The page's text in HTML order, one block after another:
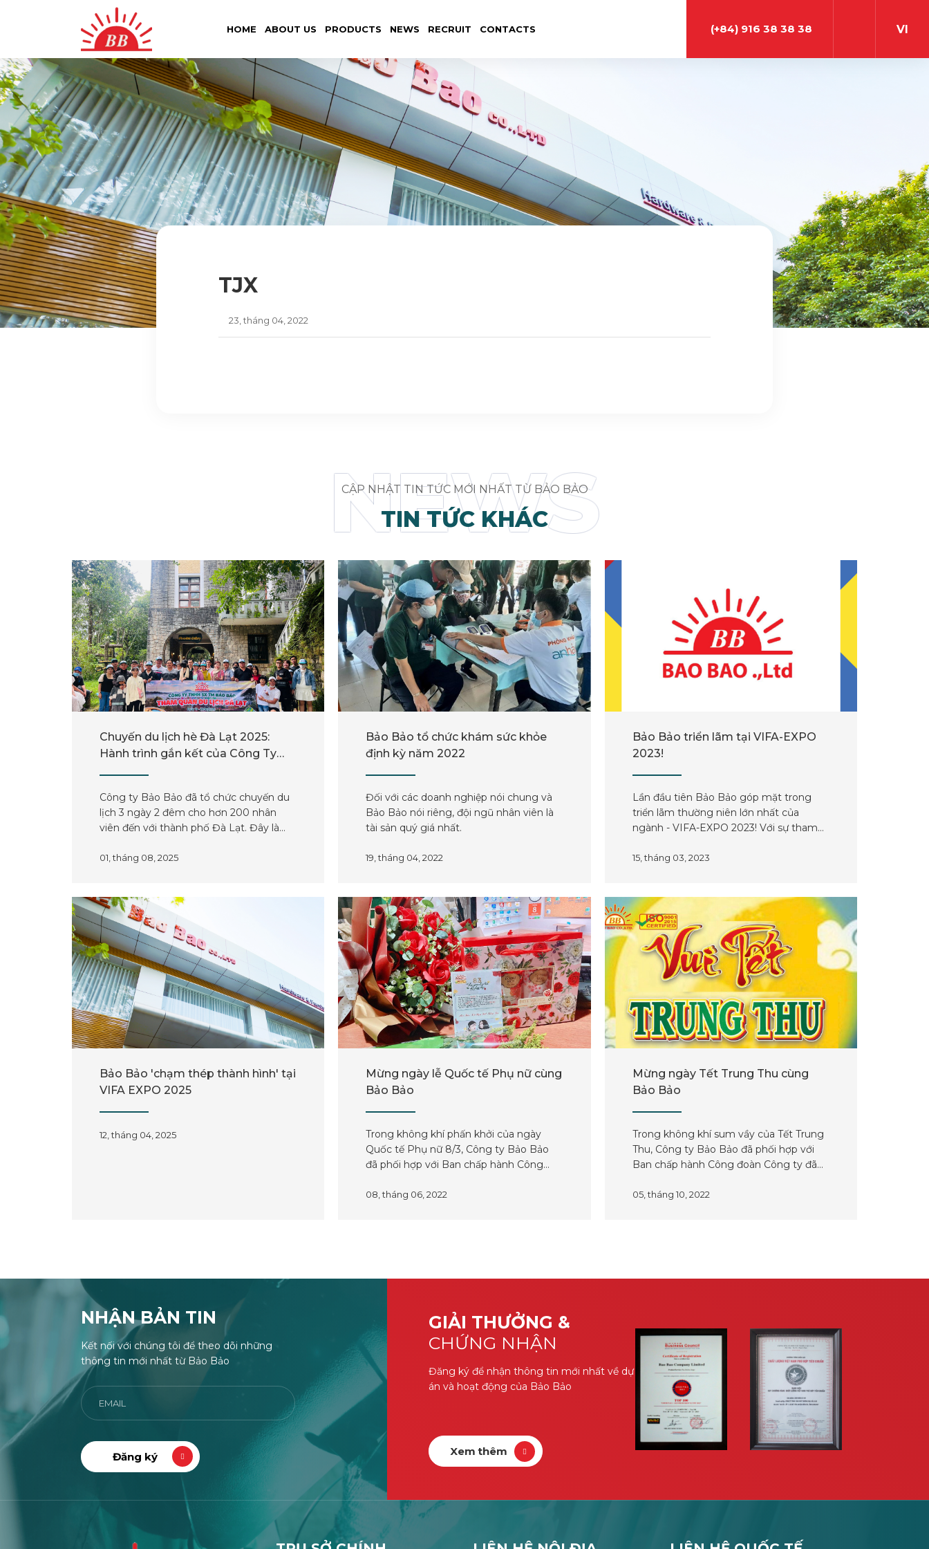
HOME ABOUT US PRODUCTS NEWS RECRUIT CONTACTS (+84) 916 38 38 38 VI
TJX
23, tháng 04, 2022
NEWS
CẬP NHẬT TIN TỨC MỚI NHẤT TỪ BẢO BẢO
TIN TỨC KHÁC
Chuyến du lịch hè Đà Lạt 2025:
Hành trình gắn kết của Công Ty
Công ty Bảo Bảo đã tổ chức chuyến du
lịch 3 ngày 2 đêm cho hơn 200 nhân
viên đến với thành phố Đà Lạt. Đây là
đóng góp của toàn thể cán bộ nhân viên
cường tinh thần gắn kết.
01, tháng 08, 2025
Bảo Bảo tổ chức khám sức khỏe
định kỳ năm 2022
Đối với các doanh nghiệp nói chung và
Bảo Bảo nói riêng, đội ngũ nhân viên là
tài sản quý giá nhất.
19, tháng 04, 2022
Bảo Bảo triển lãm tại VIFA-EXPO
2023!
Lần đầu tiên Bảo Bảo góp mặt trong
triển lãm thường niên lớn nhất của
ngành - VIFA-EXPO 2023! Với sự tham
đã có cơ hội trưng bày những sản phẩm
15, tháng 03, 2023
Bảo Bảo 'chạm thép thành hình' tại
VIFA EXPO 2025
12, tháng 04, 2025
Mừng ngày lễ Quốc tế Phụ nữ cùng
Bảo Bảo
Trong không khí phấn khởi của ngày
Quốc tế Phụ nữ 8/3, Công ty Bảo Bảo
đã phối hợp với Ban chấp hành Công
tri ân toàn thể nữ CBCNV.
08, tháng 06, 2022
Mừng ngày Tết Trung Thu cùng
Bảo Bảo
Trong không khí sum vầy của Tết Trung
Thu, Công ty Bảo Bảo đã phối hợp với
Ban chấp hành Công đoàn Công ty đã
cả cán bộ công nhân viên công ty.
05, tháng 10, 2022
NHẬN BẢN TIN
Kết nối với chúng tôi để theo dõi những
thông tin mới nhất từ Bảo Bảo
GIẢI THƯỞNG &
CHỨNG NHẬN
Đăng ký để nhận thông tin mới nhất về dự
án và hoạt động của Bảo Bảo
Xem thêm